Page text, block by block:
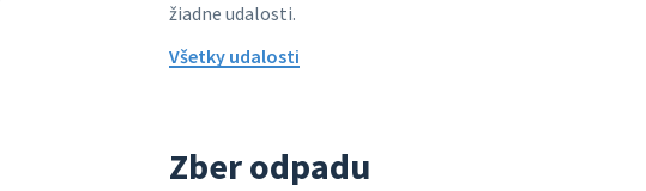
žiadne udalosti.
Všetky udalosti
Zber odpadu